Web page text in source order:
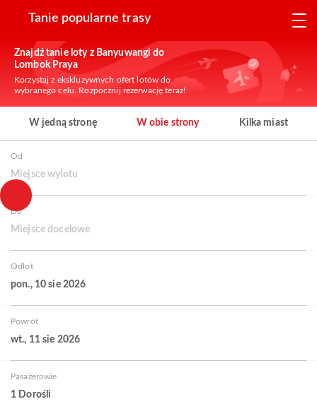
Tanie popularne trasy
Znajdź tanie loty z Banyuwangi do
Lombok Praya
Korzystaj z ekskluzywnych ofert lotów do
wybranego celu. Rozpocznij rezerwację teraz!
W jedną stronę W obie strony Kilka miast
Od
Miejsce wylotu
Do
Miejsce docelowe
Odlot
pon., 10 sie 2026
Powrót
wt., 11 sie 2026
Pasażerowie
1 Dorośli